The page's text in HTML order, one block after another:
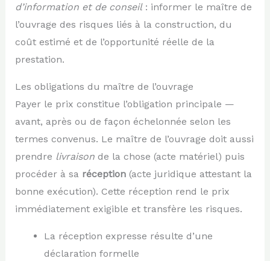
d’information et de conseil: informer le maître de
l’ouvrage des risques liés à la construction, du
coût estimé et de l’opportunité réelle de la
prestation.
Les obligations du maître de l’ouvrage
Payer le prix constitue l’obligation principale —
avant, après ou de façon échelonnée selon les
termes convenus. Le maître de l’ouvrage doit aussi
prendre livraisonde la chose (acte matériel) puis
procéder à sa réception(acte juridique attestant la
bonne exécution). Cette réception rend le prix
immédiatement exigible et transfère les risques.
La réception expresse résulte d’une
déclaration formelle